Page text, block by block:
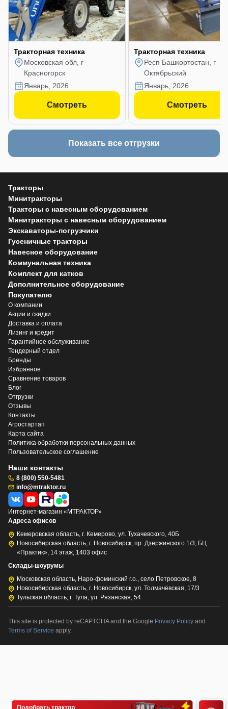
Тракторная техника
Московская обл, г
Красногорск
январь, 2026
Смотреть
Тракторная техника
Респ Башкортостан, г
Октябрьский
январь, 2026
Смотреть
Показать все отгрузки
Тракторы
Минитракторы
Тракторы с навесным оборудованием
Минитракторы с навесным оборудованием
Экскаваторы-погрузчики
Гусеничные тракторы
Навесное оборудование
Коммунальная техника
Комплект для катков
Дополнительное оборудование
Покупателю
О компании
Акции и скидки
Доставка и оплата
Лизинг и кредит
Гарантийное обслуживание
Тендерный отдел
Бренды
Избранное
Сравнение товаров
Блог
Отгрузки
Отзывы
Контакты
Агростартап
Карта сайта
Политика обработки персональных данных
Пользовательское соглашение
Наши контакты
8 (800) 550-5481
info@mtraktor.ru
Интернет-магазин «МТРАКТОР»
Адреса офисов
Кемеровская область, г. Кемерово, ул. Тухачевского, 40Б
Новосибирская область, г. Новосибирск, пр. Дзержинского 1/3, БЦ
«Практик», 14 этаж, 1403 офис
Склады-шоурумы
Московская область, Наро-фоминский г.о., село Петровское, 8
Новосибирская область, г. Новосибирск, ул. Толмачёвская, 17/3
Тульская область, г. Тула, ул. Рязанская, 54
This site is protected by reCAPTCHA and the Google Privacy Policy and
Terms of Service apply.
Подобрать трактор